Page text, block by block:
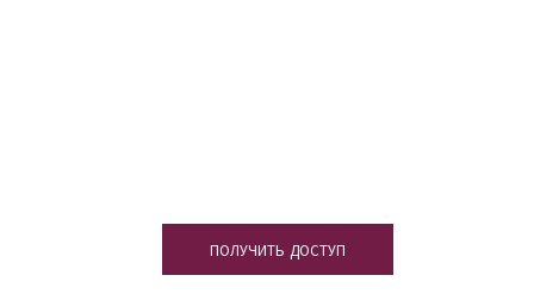
ПОЛУЧИТЬ ДОСТУП